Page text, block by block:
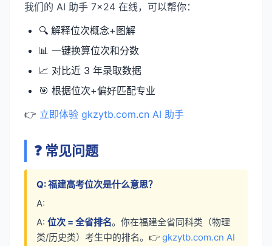
我们的 AI 助手 7×24 在线，可以帮你：
🔍 解释位次概念+图解
📊 一键换算位次和分数
📈 对比近 3 年录取数据
🎯 根据位次+偏好匹配专业
👉 立即体验 gkzytb.com.cn AI 助手
❓ 常见问题
Q: 福建高考位次是什么意思？
A:
A: 位次 = 全省排名。你在福建全省同科类（物理
类/历史类）考生中的排名。👉 gkzytb.com.cn AI